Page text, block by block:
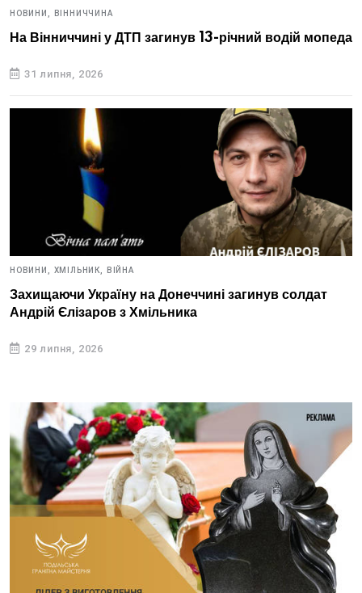
НОВИНИ, ВІННИЧЧИНА
На Вінниччині у ДТП загинув 13-річний водій мопеда
31 липня, 2026
НОВИНИ, ХМІЛЬНИК, ВІЙНА
Захищаючи Україну на Донеччині загинув солдат
Андрій Єлізаров з Хмільника
29 липня, 2026